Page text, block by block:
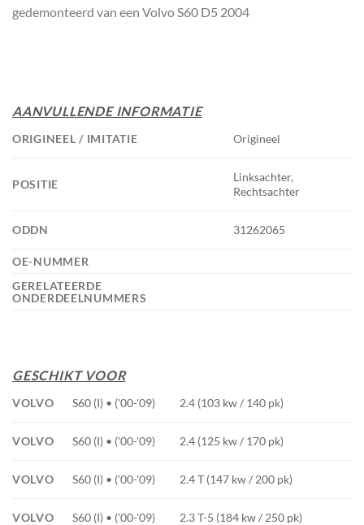
gedemonteerd van een Volvo S60 D5 2004
AANVULLENDE INFORMATIE
ORIGINEEL / IMITATIE Origineel
POSITIE
Linksachter,
Rechtsachter
ODDN 31262065
OE-NUMMER
GERELATEERDE
ONDERDEELNUMMERS
GESCHIKT VOOR
VOLVO S60 (I) • ('00-'09) 2.4 (103 kw / 140 pk)
VOLVO S60 (I) • ('00-'09) 2.4 (125 kw / 170 pk)
VOLVO S60 (I) • ('00-'09) 2.4 T (147 kw / 200 pk)
VOLVO S60 (I) • ('00-'09) 2.3 T-5 (184 kw / 250 pk)